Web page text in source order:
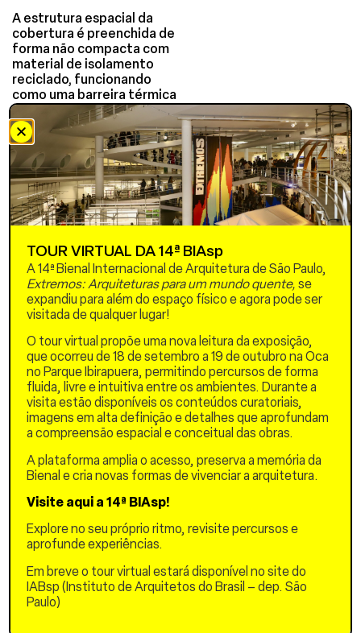
A estrutura espacial da
cobertura é preenchida de
forma não compacta com
material de isolamento
reciclado, funcionando
como uma barreira térmica
para retardar o ganho de
calor nas quadras abaixo.
No subsolo, uma série de
câmaras tubulares
funciona como detenção
de águas pluviais, filtro de
toxicidade e sistema de
captação de água.
os reservatórios inferiores,
uma série de estruturas de
ventilação cilíndricas
fornecem condutos para a
movimentação do ar por
empuxo. Essas chaminés
térmicas criam um motor
microclimático, usando
diferenciais de
temperatura, umidade e
pressão para ventilar e
resfriar o espaço ao ar livre.
Este centro de
resfriamento não apenas
amplia a capacidade de
mas também propõe como
as infraestruturas
climáticas podem
funcionar para além do
mero abrigo. OPEN-
GROUND oferece o
posicionamento político de
que o papel da arquitetura
TOUR VIRTUAL DA 14ª BIAsp
A 14ª Bienal Internacional de Arquitetura de São Paulo,
Extremos: Arquiteturas para um mundo quente, se
expandiu para além do espaço físico e agora pode ser
visitada de qualquer lugar!
O tour virtual propõe uma nova leitura da exposição,
que ocorreu de 18 de setembro a 19 de outubro na Oca
no Parque Ibirapuera, permitindo percursos de forma
fluida, livre e intuitiva entre os ambientes. Durante a
visita estão disponíveis os conteúdos curatoriais,
imagens em alta definição e detalhes que aprofundam
a compreensão espacial e conceitual das obras.
A plataforma amplia o acesso, preserva a memória da
Bienal e cria novas formas de vivenciar a arquitetura.
Visite aqui a 14ª BIAsp!
Explore no seu próprio ritmo, revisite percursos e
aprofunde experiências.
Em breve o tour virtual estará disponível no site do
IABsp (Instituto de Arquitetos do Brasil – dep. São
Paulo)